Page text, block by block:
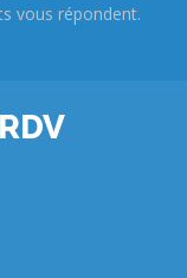
vous répondent.